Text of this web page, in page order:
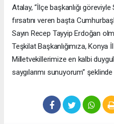
Atalay, “İlçe başkanlığı
fırsatını veren başta
Sayın Recep Tayyip Erdoğan
Teşkilat Başkanlığımıza, Konya
Milletvekillerimize en kalbi
saygılarımı sunuyorum”